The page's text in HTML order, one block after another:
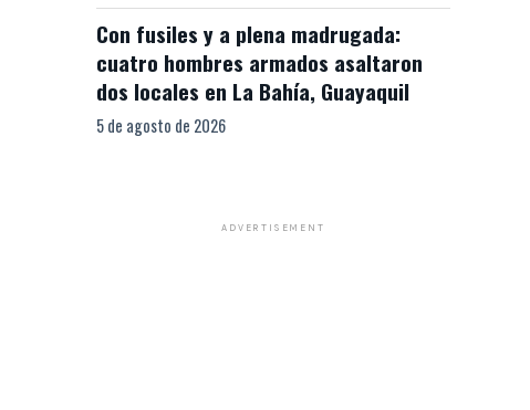
Con fusiles y a plena madrugada:
cuatro hombres armados asaltaron
dos locales en La Bahía, Guayaquil
5 de agosto de 2026
ADVERTISEMENT